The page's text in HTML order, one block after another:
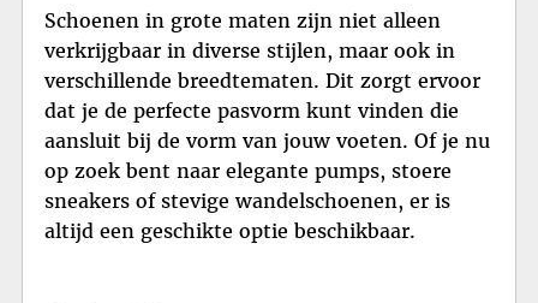
Schoenen in grote maten zijn niet alleen
verkrijgbaar in diverse stijlen, maar ook in
verschillende breedtematen. Dit zorgt ervoor
dat je de perfecte pasvorm kunt vinden die
aansluit bij de vorm van jouw voeten. Of je nu
op zoek bent naar elegante pumps, stoere
sneakers of stevige wandelschoenen, er is
altijd een geschikte optie beschikbaar.